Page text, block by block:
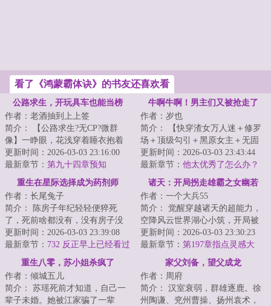
看了《鸿蒙霸体诀》的书友还喜欢看
公路求生，开玩具车也能当榜
一？
作者：老酒抽到上上签
简介： 【公路求生?无CP?微群
像】一睁眼，花浅穿着睡衣抱着
猫，被丢进了公路求生游戏。
更新时间：2026-03-03 23:16:00
最新章节： 第九十四章预知
牛啊牛啊！男主们又被抢走了
作者：岁也
简介： 【快穿渣女万人迷＋修罗
场＋顶级勾引＋黑原女主＋无固
定cp】\n桑雪是一个坏女人，死
后...
更新时间：2026-03-03 23:43:44
最新章节： 他太优秀了怎么办？
13
重生在星际选择成为药剂师
作者：长尾兔子
简介： 陈房子年纪轻轻便猝死
了，死前啥都没有，没有房子没
有存款没有恋人，浑身散发着满
满的社畜...
更新时间：2026-03-03 23:39:08
最新章节： 732 反正早上已经看过
了，再洗洗也无所谓了
诸天：开局拐走雄霸之女幽若
作者：一个大兵55
简介： 觉醒穿越诸天的超能力，
空降风云世界湖心小筑，开局被
幽若用剑指着脖子。
更新时间：2026-03-03 23:30:23
最新章节： 第197章指点灵感大
王，得《黑水诀》
重生八零，苏小姐杀疯了
作者：倾城五儿
简介： 苏瑶死前才知道，自己一
辈子未婚。她被江家骗了一辈
家父刘备，望父成龙
作者：周府
简介： 汉室衰弱，群雄逐鹿。徐
州陶谦、兖州曹操、扬州袁术，